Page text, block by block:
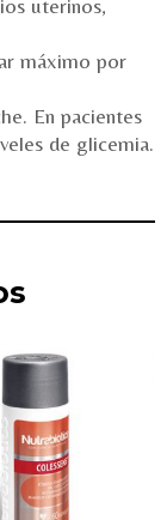
máximo por
En pacientes
de glicemia.